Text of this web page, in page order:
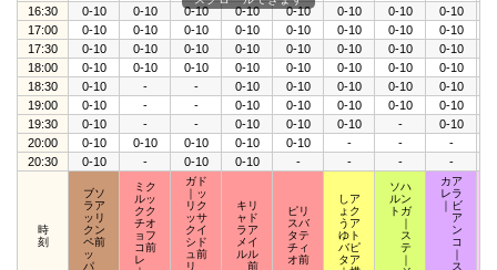
16:30
0-10 0-10 0-10 0-10 0-10 0-10 0-10 0-10
17:00
0-10 0-10 0-10 0-10 0-10 0-10 0-10 0-10
17:30
0-10 0-10 0-10 0-10 0-10 0-10 0-10 0-10
18:00
0-10 0-10 0-10 0-10 0-10 0-10 0-10 0-10
18:30
0-10 - - 0-10 0-10 0-10 0-10 0-10
19:00
0-10 - - 0-10 0-10 0-10 0-10 0-10
19:30
0-10 - - 0-10 0-10 0-10 - 0-10
20:00
0-10 0-10 0-10 0-10 0-10 - - -
20:30
0-10 - 0-10 0-10 - - - -
時
刻
ブソ
ラア
ッリ
クン
ペ前
ッ
パ
ミク
ルッ
クク
チオ
ョフ
コ前
レ
ガド
｜ッ
リク
ッサ
クイ
シド
ュ前
リ
キリ
ャド
ラア
メイ
ルル
前
ピリ
スバ
タテ
チィ
オ前
しア
ょク
うア
ゆト
バピ
タア
ソハ
ルン
トガ
｜
ス
テ
｜
カア
レラ
｜ビ
ア
ン
コ
｜
ス